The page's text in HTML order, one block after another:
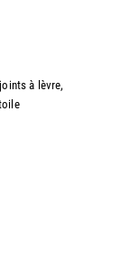
à lèvre,